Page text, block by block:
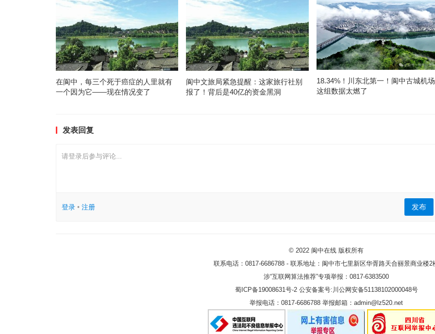
在阆中，每三个死于癌症的人里就有
一个因为它——现在情况变了
阆中文旅局紧急提醒：这家旅行社别
报了！背后是40亿的资金黑洞
18.34%！川东北第一！阆中古城机场
这组数据太燃了
发表回复
请登录后参与评论...
登录• 注册 发布
© 2022 阆中在线 版权所有
联系电话：0817-6686788 - 联系地址：阆中市七里新区华胥路天合丽景商业楼2
涉“互联网算法推荐”专项举报：0817-6383500
蜀ICP备19008631号-2公安备案号:川公网安备51138102000048号
举报电话：0817-6686788 举报邮箱：admin@lz520.net